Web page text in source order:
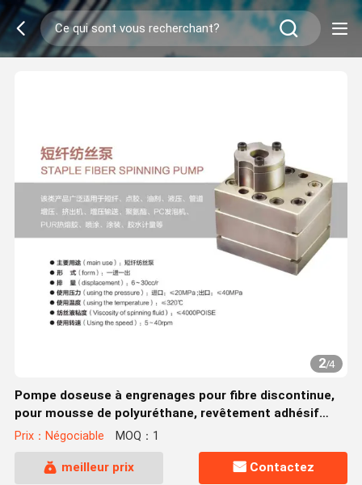
2/4
Pompe doseuse à engrenages pour fibre discontinue,
pour mousse de polyuréthane, revêtement adhésif
thermofusible PUR
Prix：Négociable MOQ：1
meilleur prix Contactez